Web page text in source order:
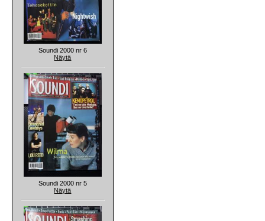
Soundi 2000 nr 6
Näytä
Soundi 2000 nr 5
Näytä